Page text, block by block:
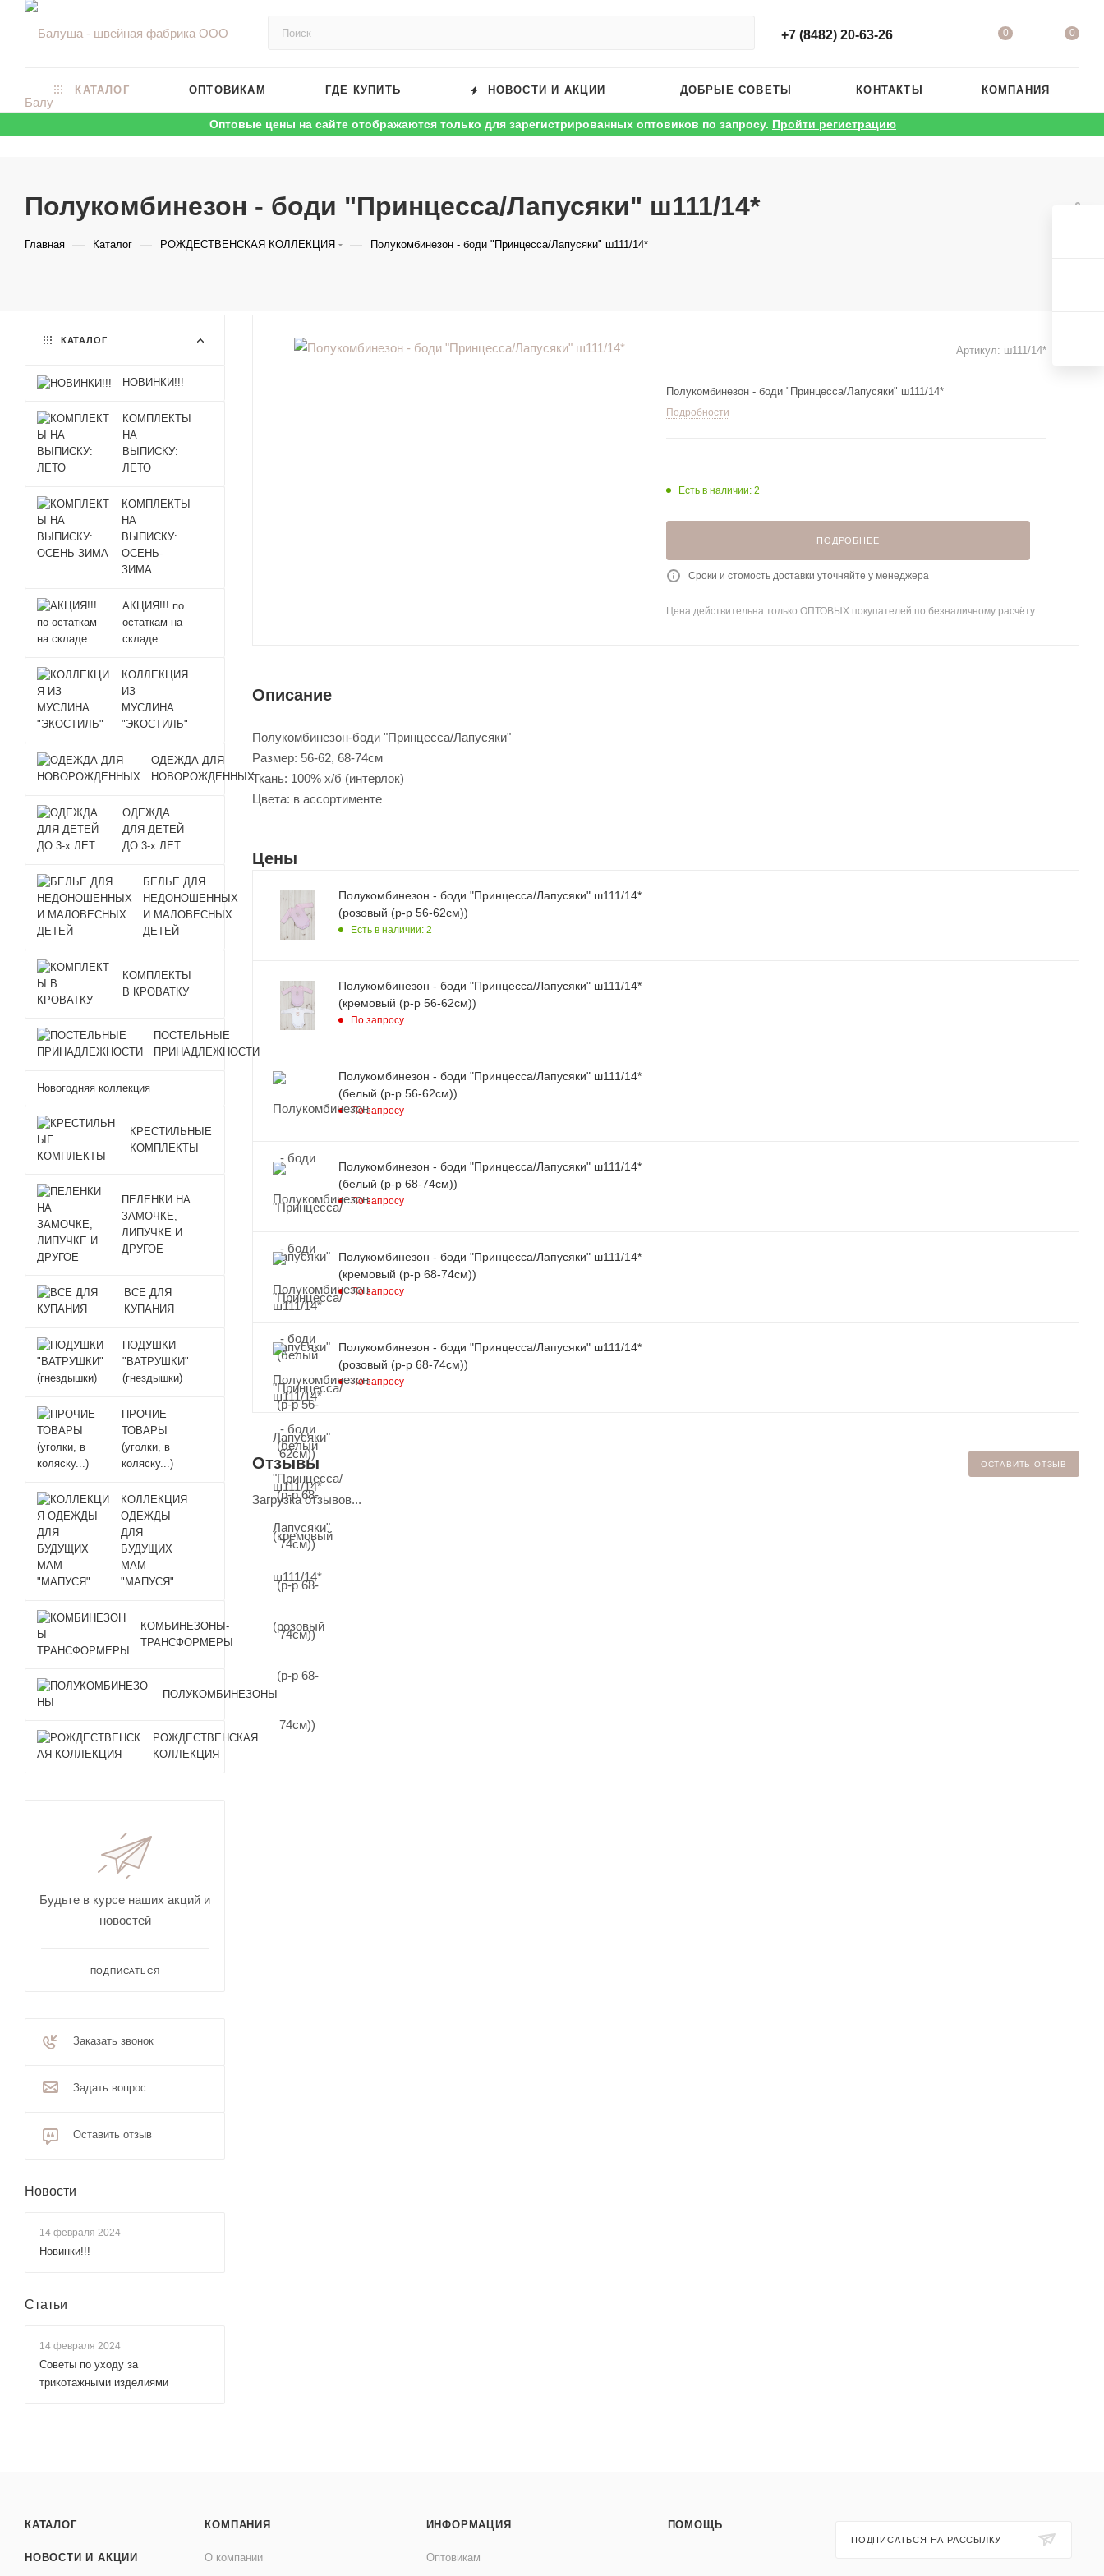
+7 (8482) 20-63-26 0 0
КАТАЛОГ ОПТОВИКАМ ГДЕ КУПИТЬ НОВОСТИ И АКЦИИ ДОБРЫЕ СОВЕТЫ КОНТАКТЫ КОМПАНИЯ
Оптовые цены на сайте отображаются только для зарегистрированных оптовиков по запросу. Пройти регистрацию
Полукомбинезон - боди "Принцесса/Лапусяки" ш111/14*
Главная — Каталог — РОЖДЕСТВЕНСКАЯ КОЛЛЕКЦИЯ — Полукомбинезон - боди "Принцесса/Лапусяки" ш111/14*
Артикул: ш111/14*
Полукомбинезон - боди "Принцесса/Лапусяки" ш111/14*
Подробности
Есть в наличии: 2
ПОДРОБНЕЕ
Сроки и стомость доставки уточняйте у менеджера
Цена действительна только ОПТОВЫХ покупателей по безналичному расчёту
Описание
Полукомбинезон-боди "Принцесса/Лапусяки"
Размер: 56-62, 68-74см
Ткань: 100% х/б (интерлок)
Цвета: в ассортименте
Цены
Полукомбинезон - боди "Принцесса/Лапусяки" ш111/14*
(розовый (р-р 56-62см))
Есть в наличии: 2
Полукомбинезон - боди "Принцесса/Лапусяки" ш111/14*
(кремовый (р-р 56-62см))
По запросу
Полукомбинезон - боди "Принцесса/Лапусяки" ш111/14*
(белый (р-р 56-62см))
По запросу
Полукомбинезон - боди "Принцесса/Лапусяки" ш111/14*
(белый (р-р 68-74см))
По запросу
Полукомбинезон - боди "Принцесса/Лапусяки" ш111/14*
(кремовый (р-р 68-74см))
По запросу
Полукомбинезон - боди "Принцесса/Лапусяки" ш111/14*
(розовый (р-р 68-74см))
По запросу
Отзывы ОСТАВИТЬ ОТЗЫВ
Загрузка отзывов...
КАТАЛОГ
НОВИНКИ!!!
КОМПЛЕКТЫ
НА
ВЫПИСКУ:
ЛЕТО
КОМПЛЕКТЫ
НА
ВЫПИСКУ:
ОСЕНЬ-
ЗИМА
АКЦИЯ!!! по
остаткам на
складе
КОЛЛЕКЦИЯ
ИЗ
МУСЛИНА
"ЭКОСТИЛЬ"
ОДЕЖДА ДЛЯ
НОВОРОЖДЕННЫХ
ОДЕЖДА
ДЛЯ ДЕТЕЙ
ДО 3-х ЛЕТ
БЕЛЬЕ ДЛЯ
НЕДОНОШЕННЫХ
И МАЛОВЕСНЫХ
ДЕТЕЙ
КОМПЛЕКТЫ
В КРОВАТКУ
ПОСТЕЛЬНЫЕ
ПРИНАДЛЕЖНОСТИ
Новогодняя коллекция
КРЕСТИЛЬНЫЕ
КОМПЛЕКТЫ
ПЕЛЕНКИ НА
ЗАМОЧКЕ,
ЛИПУЧКЕ И
ДРУГОЕ
ВСЕ ДЛЯ
КУПАНИЯ
ПОДУШКИ
"ВАТРУШКИ"
(гнездышки)
ПРОЧИЕ
ТОВАРЫ
(уголки, в
коляску...)
КОЛЛЕКЦИЯ
ОДЕЖДЫ
ДЛЯ
БУДУЩИХ
МАМ
"МАПУСЯ"
КОМБИНЕЗОНЫ-
ТРАНСФОРМЕРЫ
ПОЛУКОМБИНЕЗОНЫ
РОЖДЕСТВЕНСКАЯ
КОЛЛЕКЦИЯ
Будьте в курсе наших акций и
новостей
ПОДПИСАТЬСЯ
Заказать звонок
Задать вопрос
Оставить отзыв
Новости
14 февраля 2024
Новинки!!!
Статьи
14 февраля 2024
Советы по уходу за
трикотажными изделиями
КАТАЛОГ
НОВОСТИ И АКЦИИ
КОМПАНИЯ
О компании
ИНФОРМАЦИЯ
Оптовикам
ПОМОЩЬ
ПОДПИСАТЬСЯ НА РАССЫЛКУ